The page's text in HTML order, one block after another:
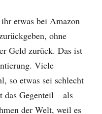
etwas bei Amazon
ohne
Geld zurück. Das ist
Viele
so etwas sei schlecht
das Gegenteil – als
der Welt, weil es